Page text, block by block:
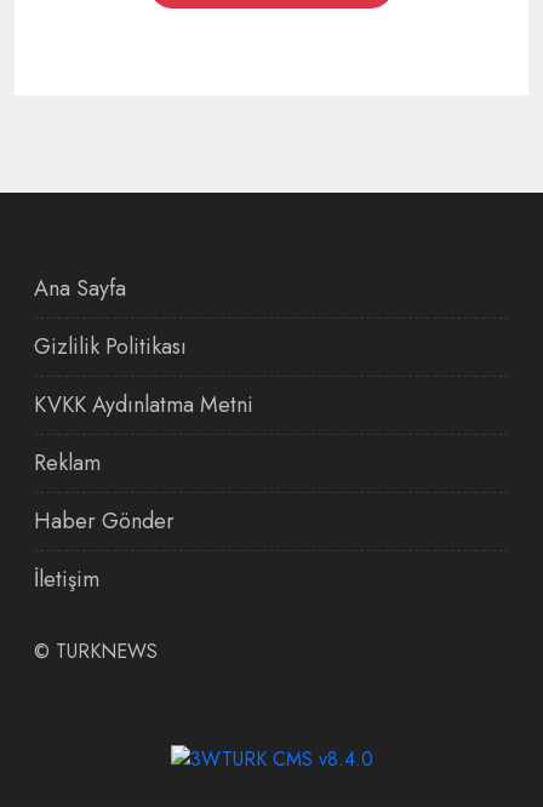
Ana Sayfa
Gizlilik Politikası
KVKK Aydınlatma Metni
Reklam
Haber Gönder
İletişim
© TURKNEWS